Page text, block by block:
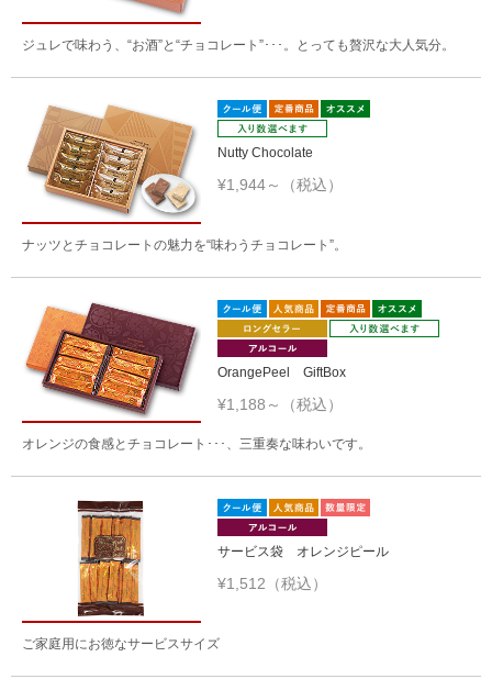
ジュレで味わう、“お酒”と“チョコレート”･･･。とっても贅沢な大人気分。
Nutty Chocolate
¥1,944～（税込）
ナッツとチョコレートの魅力を“味わうチョコレート”。
OrangePeel GiftBox
¥1,188～（税込）
オレンジの食感とチョコレート･･･、三重奏な味わいです。
サービス袋 オレンジピール
¥1,512（税込）
ご家庭用にお徳なサービスサイズ